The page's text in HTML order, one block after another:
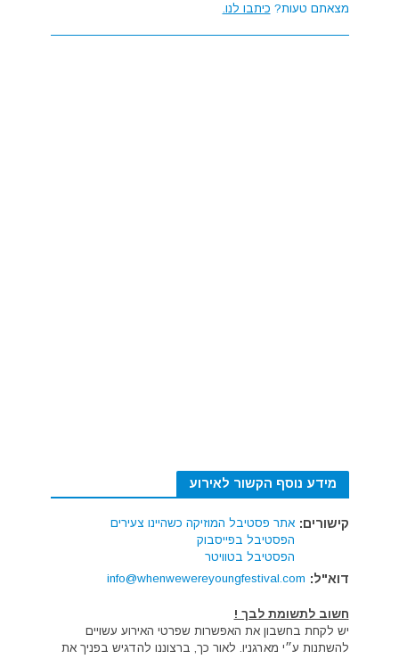
מצאתם טעות? כיתבו לנו.
מידע נוסף הקשור לאירוע
קישורים: אתר פסטיבל המוזיקה כשהיינו צעירים
הפסטיבל בפייסבוק
הפסטיבל בטוויטר
דוא"ל: info@whenwewereyoungfestival.com
חשוב לתשומת לבך !
יש לקחת בחשבון את האפשרות שפרטי האירוע עשויים
להשתנות ע״י מארגניו. לאור כך, ברצוננו להדגיש בפניך את